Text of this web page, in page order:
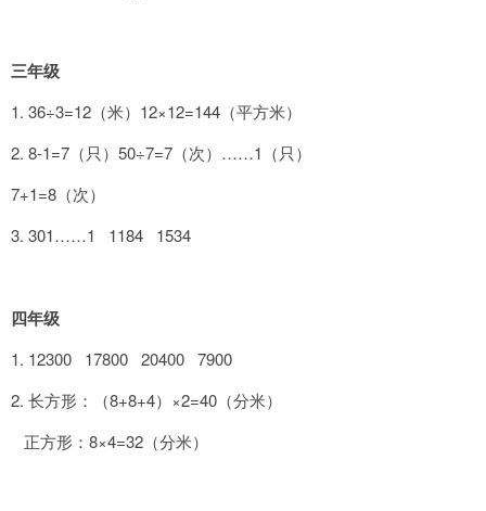
三年级
1. 36÷3=12（米）12×12=144（平方米）
2. 8-1=7（只）50÷7=7（次）……1（只）
7+1=8（次）
3. 301……1 1184 1534
四年级
1. 12300 17800 20400 7900
2. 长方形：（8+8+4）×2=40（分米）
正方形：8×4=32（分米）